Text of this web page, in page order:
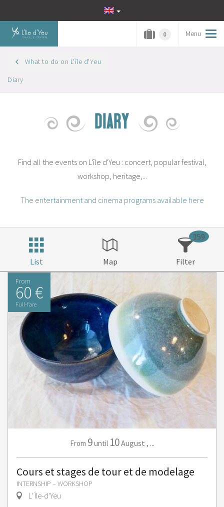
Menu
0
What to do on L'île d'Yeu
Diary
DIARY
Find all the events on L'île d'Yeu : concert, popular festival,
workshop, heritage,...
The entertainment and cinema programs available here
List Map Filter
159
From
60 €
Full-fare
From 9until 10August , ...
Cours et stages de tour et de modelage
INTERNSHIP – WORKSHOP
L' Île-d'Yeu